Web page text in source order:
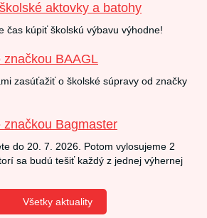
aktovky a batohy
čas kúpiť školskú výbavu výhodne!
značkou BAAGL
zasúťažiť o školské súpravy od značky
značkou Bagmaster
do 20. 7. 2026. Potom vylosujeme 2
sa budú tešiť každý z jednej výhernej
Všetky aktuality